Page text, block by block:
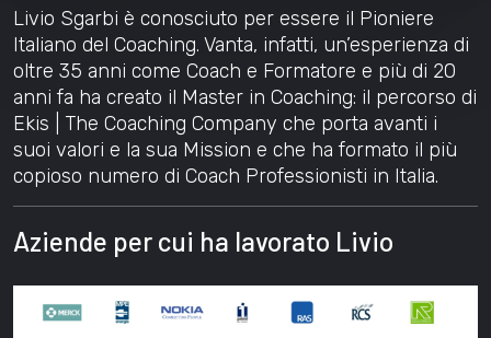
Livio Sgarbi è conosciuto per essere il Pioniere
Italiano del Coaching. Vanta, infatti, un’esperienza di
oltre 35 anni come Coach e Formatore e più di 20
anni fa ha creato il Master in Coaching: il percorso di
Ekis | The Coaching Company che porta avanti i
suoi valori e la sua Mission e che ha formato il più
copioso numero di Coach Professionisti in Italia.
Aziende per cui ha lavorato Livio